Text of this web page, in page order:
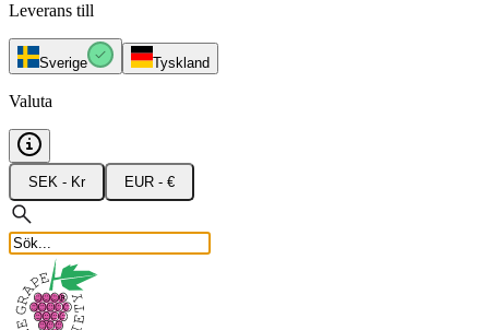
Leverans till
Sverige Tyskland
Valuta
SEK - Kr EUR - €